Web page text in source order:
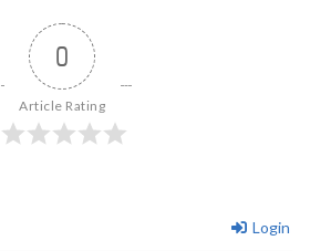
0
Article Rating
Login